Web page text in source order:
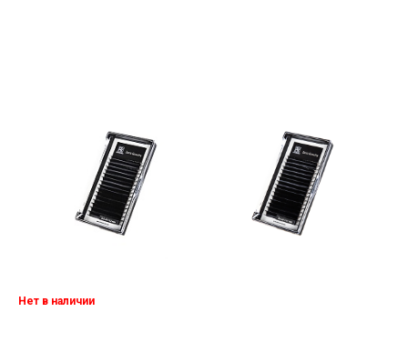
Нет в наличии